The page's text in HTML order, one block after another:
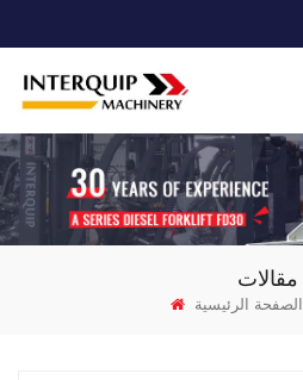
مقالات
الصفحة الرئيسية